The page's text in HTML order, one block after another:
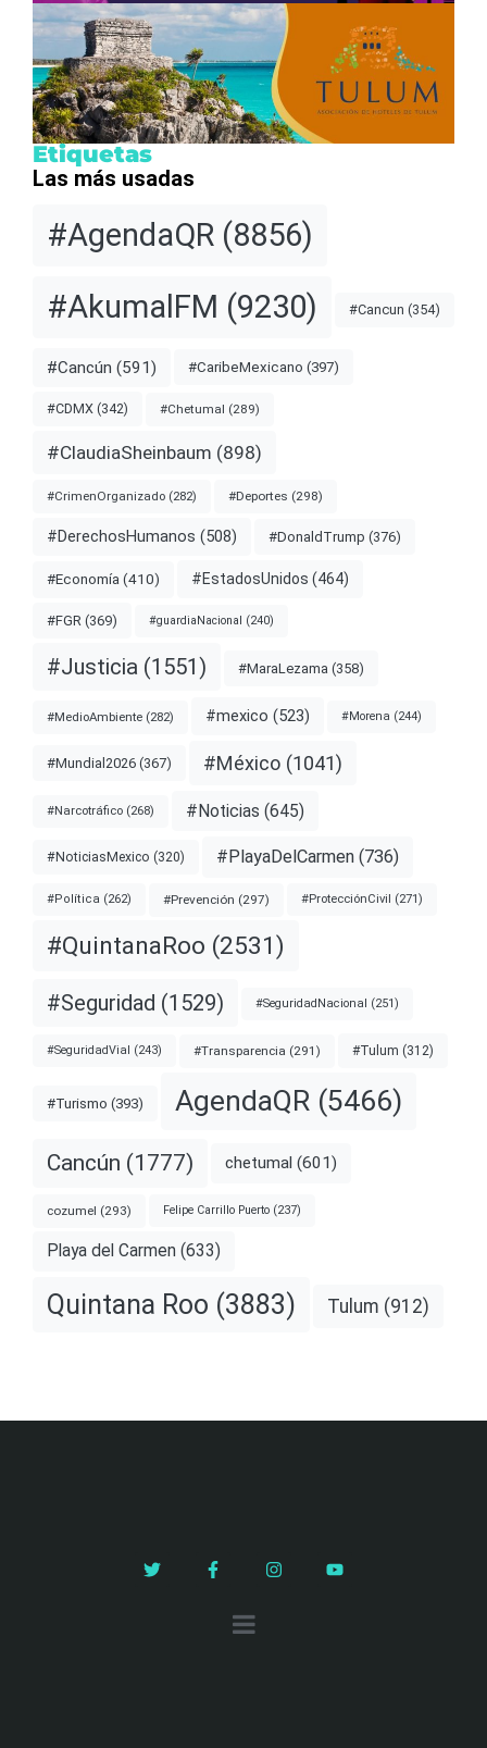
Etiquetas
Las más usadas
#AgendaQR (8856)
#AkumalFM (9230) #Cancun (354)
#Cancún (591) #CaribeMexicano (397)
#CDMX (342) #Chetumal (289)
#ClaudiaSheinbaum (898)
#CrimenOrganizado (282) #Deportes (298)
#DerechosHumanos (508) #DonaldTrump (376)
#Economía (410) #EstadosUnidos (464)
#FGR (369) #guardiaNacional (240)
#Justicia (1551) #MaraLezama (358)
#MedioAmbiente (282) #mexico (523) #Morena (244)
#Mundial2026 (367) #México (1041)
#Narcotráfico (268) #Noticias (645)
#NoticiasMexico (320) #PlayaDelCarmen (736)
#Política (262) #Prevención (297) #ProtecciónCivil (271)
#QuintanaRoo (2531)
#Seguridad (1529) #SeguridadNacional (251)
#SeguridadVial (243) #Transparencia (291) #Tulum (312)
#Turismo (393) AgendaQR (5466)
Cancún (1777) chetumal (601)
cozumel (293) Felipe Carrillo Puerto (237)
Playa del Carmen (633)
Quintana Roo (3883) Tulum (912)